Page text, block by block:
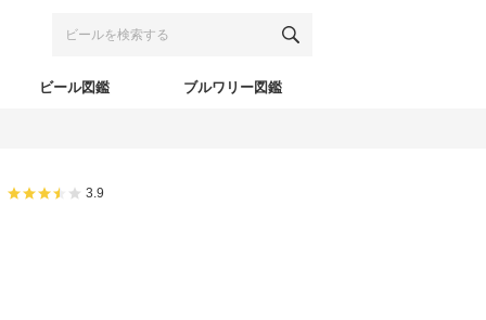
ビール図鑑 ブルワリー図鑑
3.9